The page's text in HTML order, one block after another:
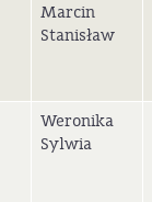
Marcin
Stanisław
Weronika
Sylwia